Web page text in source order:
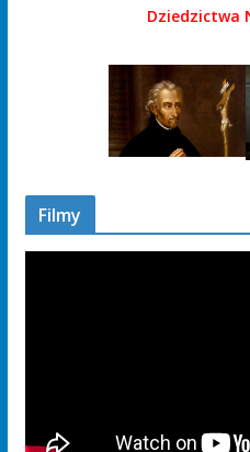
Dziedzictwa
Filmy